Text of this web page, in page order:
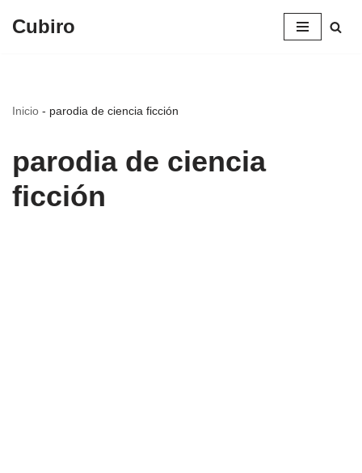
Cubiro
Inicio - parodia de ciencia ficción
parodia de ciencia
ficción